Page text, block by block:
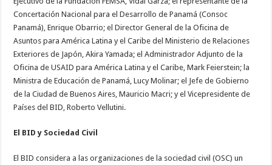
Concertación Nacional para el Desarrollo de Panamá (Consoc
Panamá), Enrique Obarrio; el Director General de la Oficina de
Asuntos para América Latina y el Caribe del Ministerio de Relaciones
Exteriores de Japón, Akira Yamada; el Administrador Adjunto de la
Oficina de USAID para América Latina y el Caribe, Mark Feierstein; la
Ministra de Educación de Panamá, Lucy Molinar; el Jefe de Gobierno
de la Ciudad de Buenos Aires, Mauricio Macri; y el Vicepresidente de
Países del BID, Roberto Vellutini.
El BID y Sociedad Civil
El BID considera a las organizaciones de la sociedad civil (OSC) un